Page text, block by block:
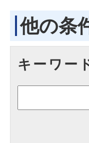
他の条
キーワー